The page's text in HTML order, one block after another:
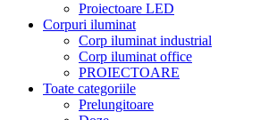
Proiectoare LED
Corpuri iluminat
Corp iluminat industrial
Corp iluminat office
PROIECTOARE
Toate categoriile
Prelungitoare